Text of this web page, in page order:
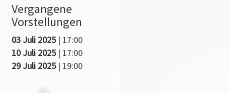
Vergangene
Vorstellungen
03 Juli 2025| 17:00
10 Juli 2025| 17:00
29 Juli 2025| 19:00